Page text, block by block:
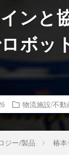
ンと
ボッ
物流施設/不動
ジー/製品 椿本